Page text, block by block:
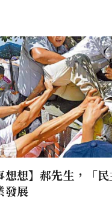
想想】郝先生，「
發展